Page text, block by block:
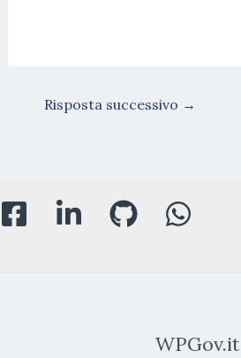
Risposta successivo →
WPGov.it